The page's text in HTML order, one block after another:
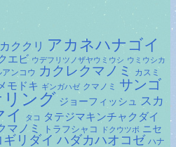
ククリ アカネハナゴイ
エビ ウデフリツノザヤウミウシ ウミウシカ
アンコウ カクレクマノミ
カスミ
モドキ ギンガハゼ クマノミ サンゴ
リング ジョーフィッシュ スカ
イ タコ
タテジマキンチャクダイ
マノミ トラフシャコ ドクウツボ ニセ
ギリダイ ハダカハオコゼ ハナ